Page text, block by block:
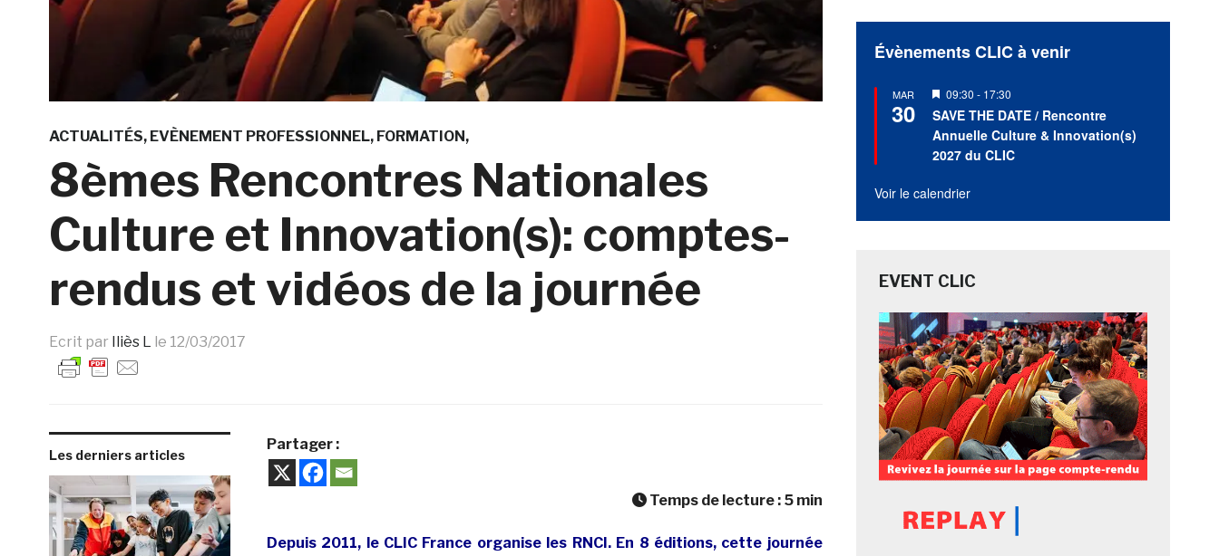
ACTUALITÉS EVÈNEMENT PROFESSIONNEL FORMATION
8èmes Rencontres Nationales
Culture et Innovation(s): comptes-
rendus et vidéos de la journée
Ecrit par Iliès L le 12/03/2017
Les derniers articles
Partager :
Temps de lecture : 5 min
Depuis 2011, le CLIC France organise les RNCI. En 8 éditions, cette journée
Évènements CLIC à venir
MAR
30
Mis
en
avant
09:30 - 17:30
SAVE THE DATE / Rencontre
Annuelle Culture & Innovation(s)
2027 du CLIC
Voir le calendrier
EVENT CLIC